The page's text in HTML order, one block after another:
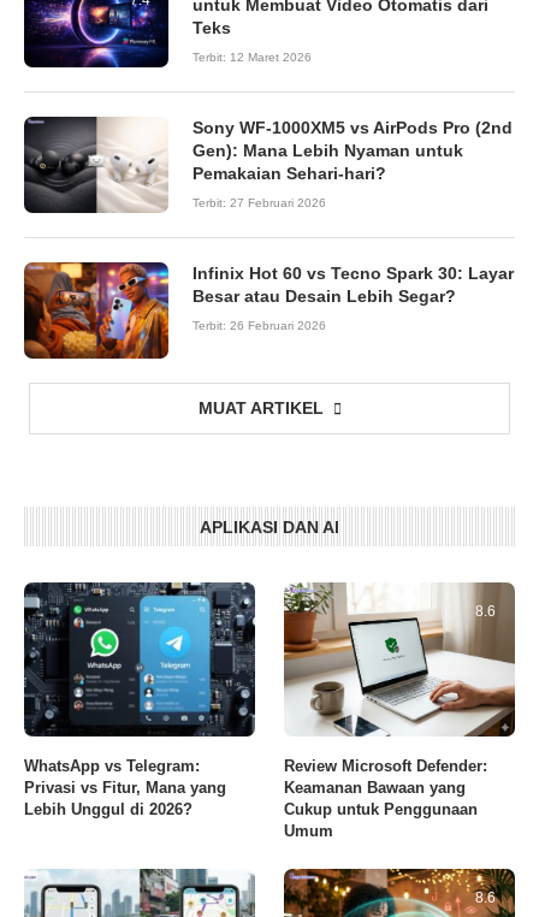
untuk Membuat Video Otomatis dari
Teks
Terbit: 12 Maret 2026
Sony WF-1000XM5 vs AirPods Pro (2nd
Gen): Mana Lebih Nyaman untuk
Pemakaian Sehari-hari?
Terbit: 27 Februari 2026
Infinix Hot 60 vs Tecno Spark 30: Layar
Besar atau Desain Lebih Segar?
Terbit: 26 Februari 2026
MUAT ARTIKEL
APLIKASI DAN AI
WhatsApp vs Telegram:
Privasi vs Fitur, Mana yang
Lebih Unggul di 2026?
8.6
Review Microsoft Defender:
Keamanan Bawaan yang
Cukup untuk Penggunaan
Umum
8.6